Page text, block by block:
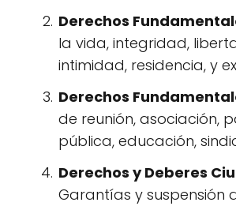
Derechos
la vida, integridad,
intimidad, residencia, y
Derechos
de reunión, asociación,
pública, educación,
Derechos y Deberes
Garantías y suspensión